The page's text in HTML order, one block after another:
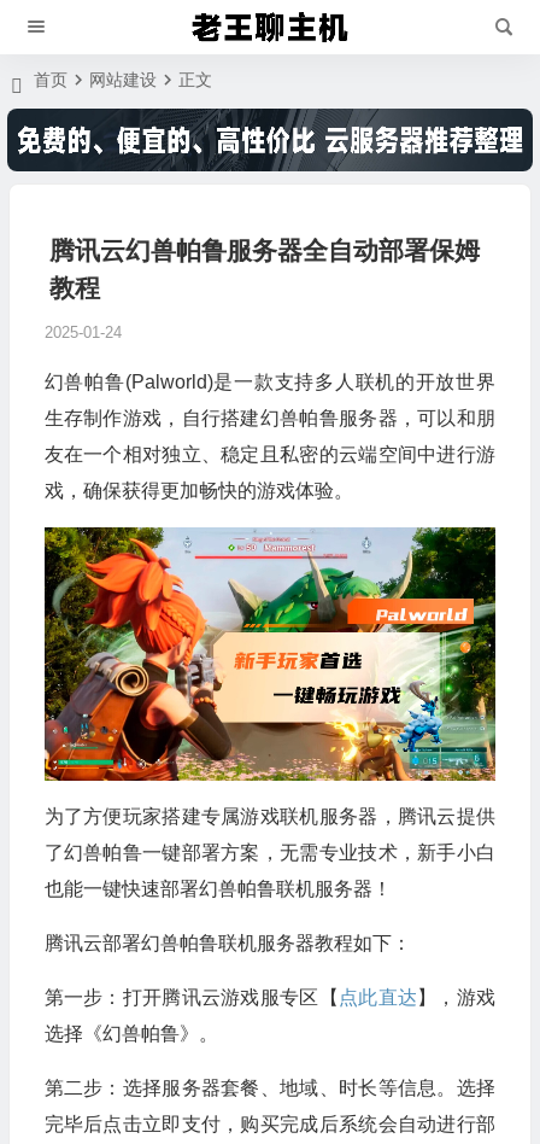
首页 网站建设 正文
腾讯云幻兽帕鲁服务器全自动部署保姆
教程
2025-01-24
幻兽帕鲁(Palworld)是一款支持多人联机的开放世界
生存制作游戏，自行搭建幻兽帕鲁服务器，可以和朋
友在一个相对独立、稳定且私密的云端空间中进行游
戏，确保获得更加畅快的游戏体验。
为了方便玩家搭建专属游戏联机服务器，腾讯云提供
了幻兽帕鲁一键部署方案，无需专业技术，新手小白
也能一键快速部署幻兽帕鲁联机服务器！
腾讯云部署幻兽帕鲁联机服务器教程如下：
第一步：打开腾讯云游戏服专区【 点此直达 】，游戏
选择《幻兽帕鲁》。
第二步：选择服务器套餐、地域、时长等信息。选择
完毕后点击立即支付，购买完成后系统会自动进行部